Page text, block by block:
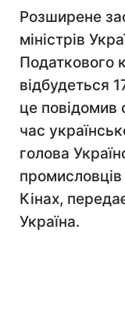
Розширене
міністрів
Податкового
відбудеться
це повідомив
час
голова
промисловців
Кінах,
Україна.